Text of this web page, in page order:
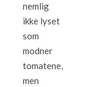
nemlig
ikke lyset
som
modner
tomatene,
men